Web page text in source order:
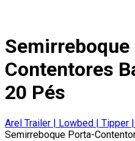
Contentores
20 Pés
Arel Trailer | Lowbed | Tipper
Semirreboque Porta-